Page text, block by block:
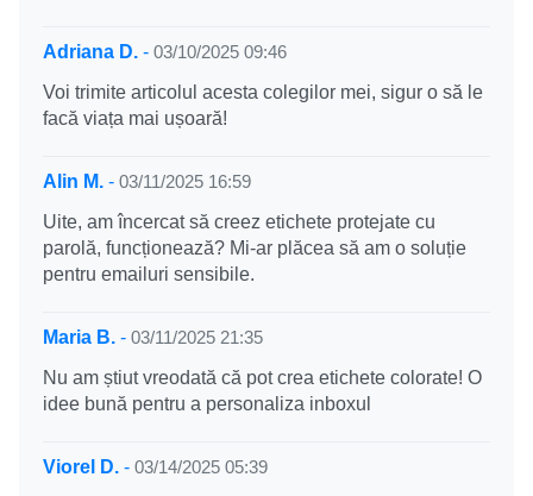
Adriana D. - 03/10/2025 09:46
Voi trimite articolul acesta colegilor mei, sigur o să le
facă viața mai ușoară!
Alin M. - 03/11/2025 16:59
Uite, am încercat să creez etichete protejate cu
parolă, funcționează? Mi-ar plăcea să am o soluție
pentru emailuri sensibile.
Maria B. - 03/11/2025 21:35
Nu am știut vreodată că pot crea etichete colorate! O
idee bună pentru a personaliza inboxul
Viorel D. - 03/14/2025 05:39